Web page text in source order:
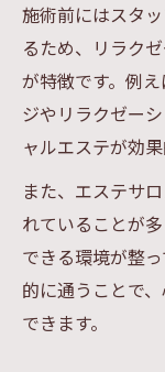
自分に
ント
安心し
方
口コミ
意
エステ
チ
ポジテ
施術前にはスタ
るため、リラク
が特徴です。例
ジやリラクゼー
ャルエステが効果
また、エステサ
れていることが
できる環境が整
的に通うことで
できます。